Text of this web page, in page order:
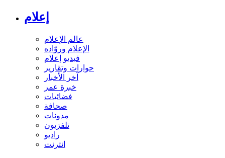
إعلام
عالم الإعلام
الإعلام وروّاده
فيديو إعلام
حوارات وتقارير
آخر الأخبار
خبرة عمر
فضائيات
صحافة
مدونات
تلفزيون
راديو
انترنت